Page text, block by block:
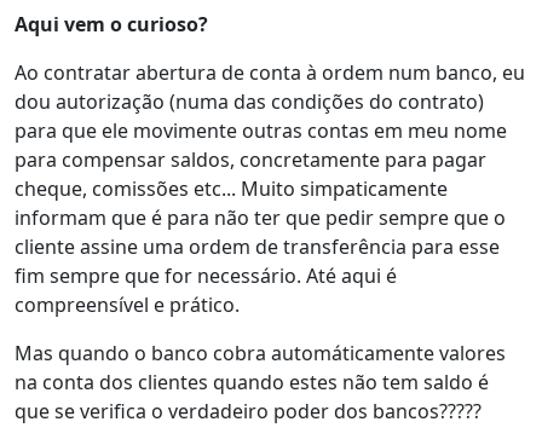
Aqui vem o curioso?
Ao contratar abertura de conta à ordem num banco, eu
dou autorização (numa das condições do contrato)
para que ele movimente outras contas em meu nome
para compensar saldos, concretamente para pagar
cheque, comissões etc... Muito simpaticamente
informam que é para não ter que pedir sempre que o
cliente assine uma ordem de transferência para esse
fim sempre que for necessário. Até aqui é
compreensível e prático.
Mas quando o banco cobra automáticamente valores
na conta dos clientes quando estes não tem saldo é
que se verifica o verdadeiro poder dos bancos?????